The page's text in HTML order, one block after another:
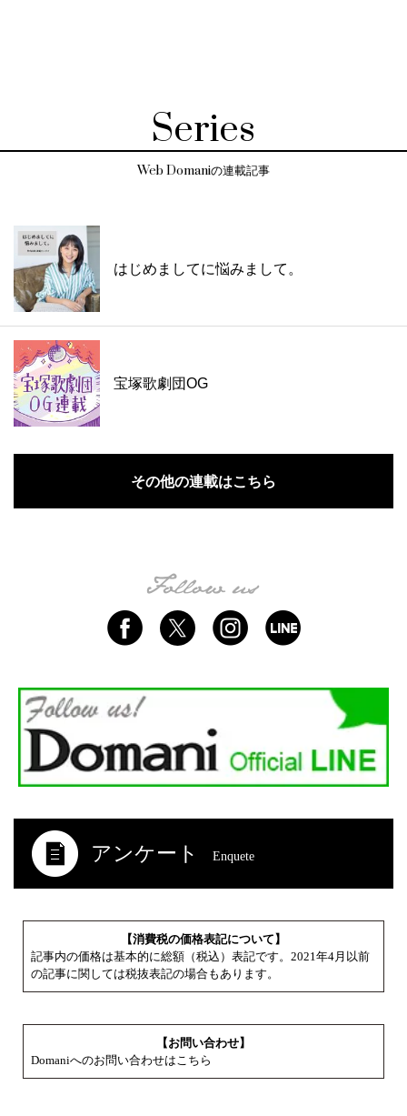
Series
Web Domaniの連載記事
はじめましてに悩みまして。
宝塚歌劇団OG
その他の連載はこちら
アンケート Enquete
【消費税の価格表記について】
記事内の価格は基本的に総額（税込）表記です。2021年4月以前
の記事に関しては税抜表記の場合もあります。
【お問い合わせ】
Domaniへのお問い合わせはこちら